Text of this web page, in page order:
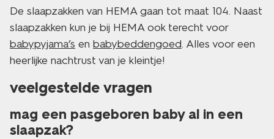
De slaapzakken van HEMA gaan tot maat 104. Naast
slaapzakken kun je bij HEMA ook terecht voor
babypyjama’s en babybeddengoed. Alles voor een
heerlijke nachtrust van je kleintje!
veelgestelde vragen
mag een pasgeboren baby al in een
slaapzak?